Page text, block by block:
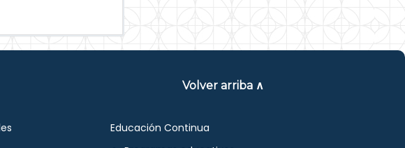
Volver arriba ∧
Educación Continua